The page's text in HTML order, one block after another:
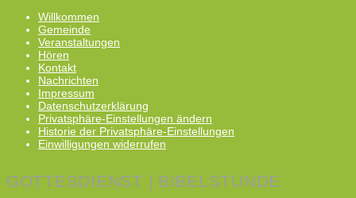
Willkommen
Gemeinde
Veranstaltungen
Hören
Kontakt
Nachrichten
Impressum
Datenschutzerklärung
Privatsphäre-Einstellungen ändern
Historie der Privatsphäre-Einstellungen
Einwilligungen widerrufen
GOTTESDIENST | BIBELSTUNDE